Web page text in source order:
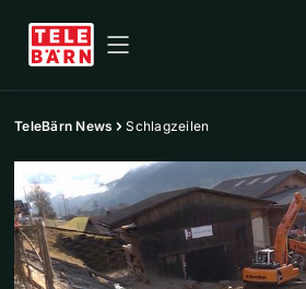
TeleBärn News Schlagzeilen